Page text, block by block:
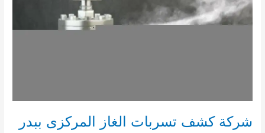
شركة كشف تسربات الغاز المركزى ببدر